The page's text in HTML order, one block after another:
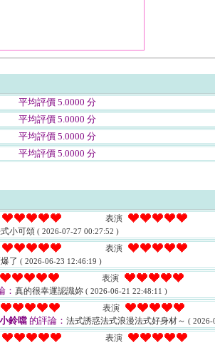
平均評價 5.0000 分
平均評價 5.0000 分
平均評價 5.0000 分
平均評價 5.0000 分
表演
小可頌 ( 2026-07-27 00:27:52 )
表演
了 ( 2026-06-23 12:46:19 )
表演
： 真的很幸運認識妳 ( 2026-06-21 22:48:11 )
表演
鈴噹 的評論： 法式誘惑法式浪漫法式好身材～ ( 2026-
表演